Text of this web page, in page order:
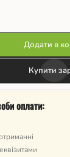
Додати в
Купити
оплати: